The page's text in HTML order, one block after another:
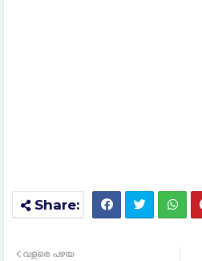
വളരെ പഴയ